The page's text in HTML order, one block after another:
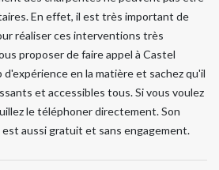
En effet, il est très important de
réaliser ces interventions très
proposer de faire appel à Castel
en la matière et sachez qu'il
et accessibles tous. Si vous voulez
le téléphoner directement. Son
aussi gratuit et sans engagement.